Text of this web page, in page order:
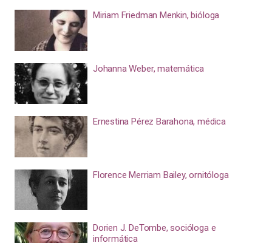
Miriam Friedman Menkin, bióloga
Johanna Weber, matemática
Ernestina Pérez Barahona, médica
Florence Merriam Bailey, ornitóloga
Dorien J. DeTombe, socióloga e
informática